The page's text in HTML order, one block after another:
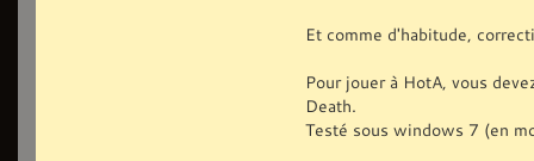
Et comme d'habitude,
Pour jouer à HotA, vous
Death.
Testé sous windows 7 (en